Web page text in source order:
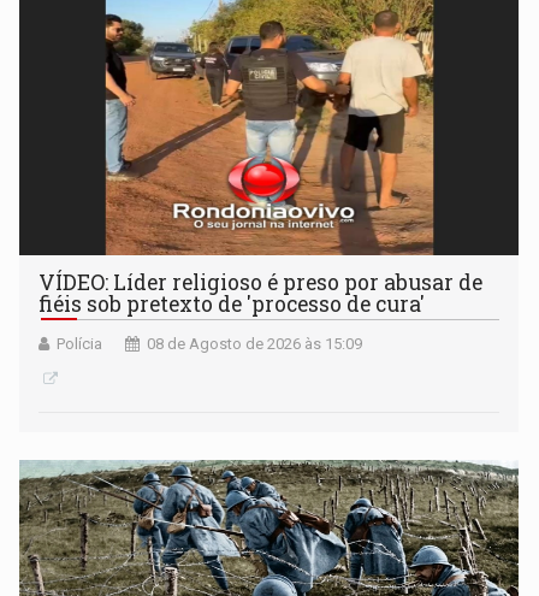
VÍDEO: Líder religioso é preso por abusar de
fiéis sob pretexto de 'processo de cura'
Polícia 08 de Agosto de 2026 às 15:09